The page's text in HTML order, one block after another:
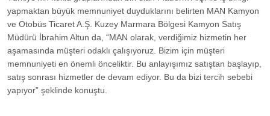
yapmaktan büyük memnuniyet duyduklarını belirten MAN Kamyon
ve Otobüs Ticaret A.Ş. Kuzey Marmara Bölgesi Kamyon Satış
Müdürü İbrahim Altun da, “MAN olarak, verdiğimiz hizmetin her
aşamasında müşteri odaklı çalışıyoruz. Bizim için müşteri
memnuniyeti en önemli önceliktir. Bu anlayışımız satıştan başlayıp,
satış sonrası hizmetler de devam ediyor. Bu da bizi tercih sebebi
yapıyor” şeklinde konuştu.